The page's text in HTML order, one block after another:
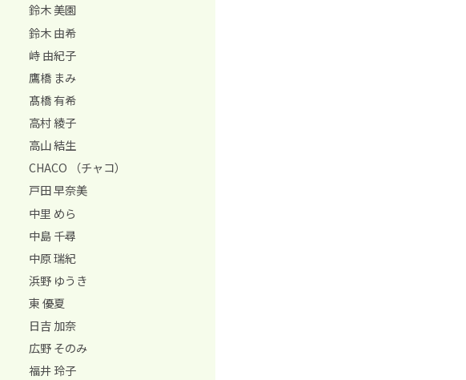
鈴木 美園
鈴木 由希
峙 由紀子
鷹橋 まみ
髙橋 有希
高村 綾子
高山 結生
CHACO （チャコ）
戸田 早奈美
中里 めら
中島 千尋
中原 瑞紀
浜野 ゆうき
東 優夏
日吉 加奈
広野 そのみ
福井 玲子